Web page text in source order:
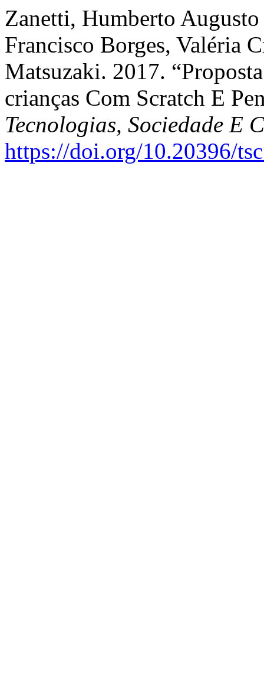
Zanetti, Humberto
Francisco Borges, Valéria
Matsuzaki. 2017.
crianças Com Scratch E
Tecnologias, Sociedade E
https://doi.org/10.20396/